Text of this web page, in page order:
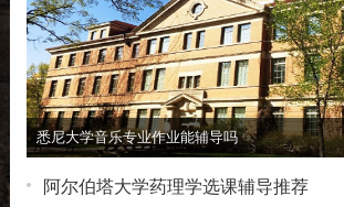
悉尼大学音乐专业作业能辅导吗
阿尔伯塔大学药理学选课辅导推荐